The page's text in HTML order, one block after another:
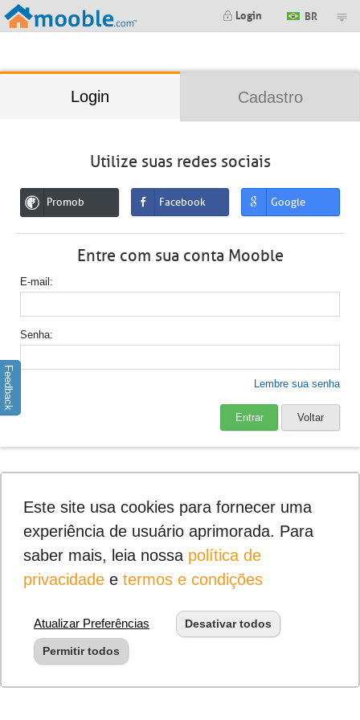
Login BR
Login Cadastro
Utilize suas redes sociais
Promob Facebook Google
Entre com sua conta Mooble
E-mail
Senha
Lembre sua senha
Entrar Voltar
Feedback
Este site usa cookies para fornecer uma
experiência de usuário aprimorada. Para
saber mais, leia nossa política de
privacidadee termos e condições
Atualizar Preferências Desativar todos
Permitir todos